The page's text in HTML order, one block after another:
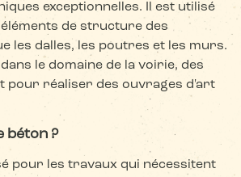
exceptionnelles. Il est utilisé
de structure des
les dalles, les poutres et les murs.
le domaine de la voirie, des
pour réaliser des ouvrages d'art
béton ?
pour les travaux qui nécessitent